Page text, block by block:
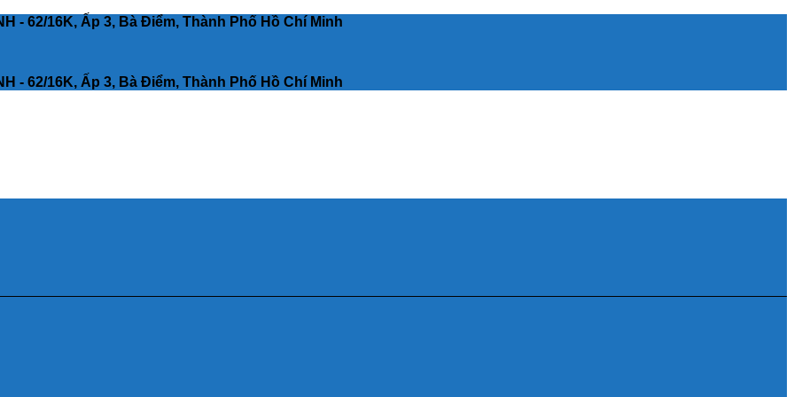
- 62/16K, Ấp 3, Bà Điểm, Thành Phố Hồ Chí Minh
- 62/16K, Ấp 3, Bà Điểm, Thành Phố Hồ Chí Minh